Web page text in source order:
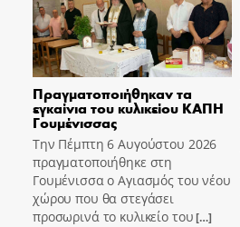
Πραγματοποιήθηκαν τα
εγκαίνια του κυλικείου ΚΑΠΗ
Γουμένισσας
Την Πέμπτη 6 Αυγούστου 2026
πραγματοποιήθηκε στη
Γουμένισσα ο Αγιασμός του νέου
χώρου που θα στεγάσει
προσωρινά το κυλικείο του[…]